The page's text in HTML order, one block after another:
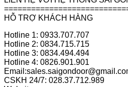
HỖ TRỢ KHÁCH HÀNG
Hotline 1: 0933.707.707
Hotline 2: 0834.715.715
Hotline 3: 0834.494.494
Hotline 4: 0826.901.901
CSKH 24/7: 028.37.712.989